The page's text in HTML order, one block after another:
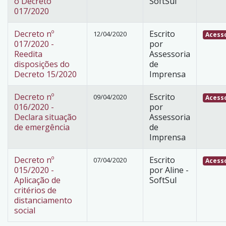
017/2020
Decreto nº
017/2020 -
Reedita
disposições do
Decreto 15/2020
12/04/2020
Escrito
por
Assessoria
de
Imprensa
Decreto nº
016/2020 -
Declara situação
de emergência
09/04/2020
Escrito
por
Assessoria
de
Imprensa
Decreto nº
015/2020 -
Aplicação de
critérios de
distanciamento
social
07/04/2020
Escrito
por Aline -
SoftSul